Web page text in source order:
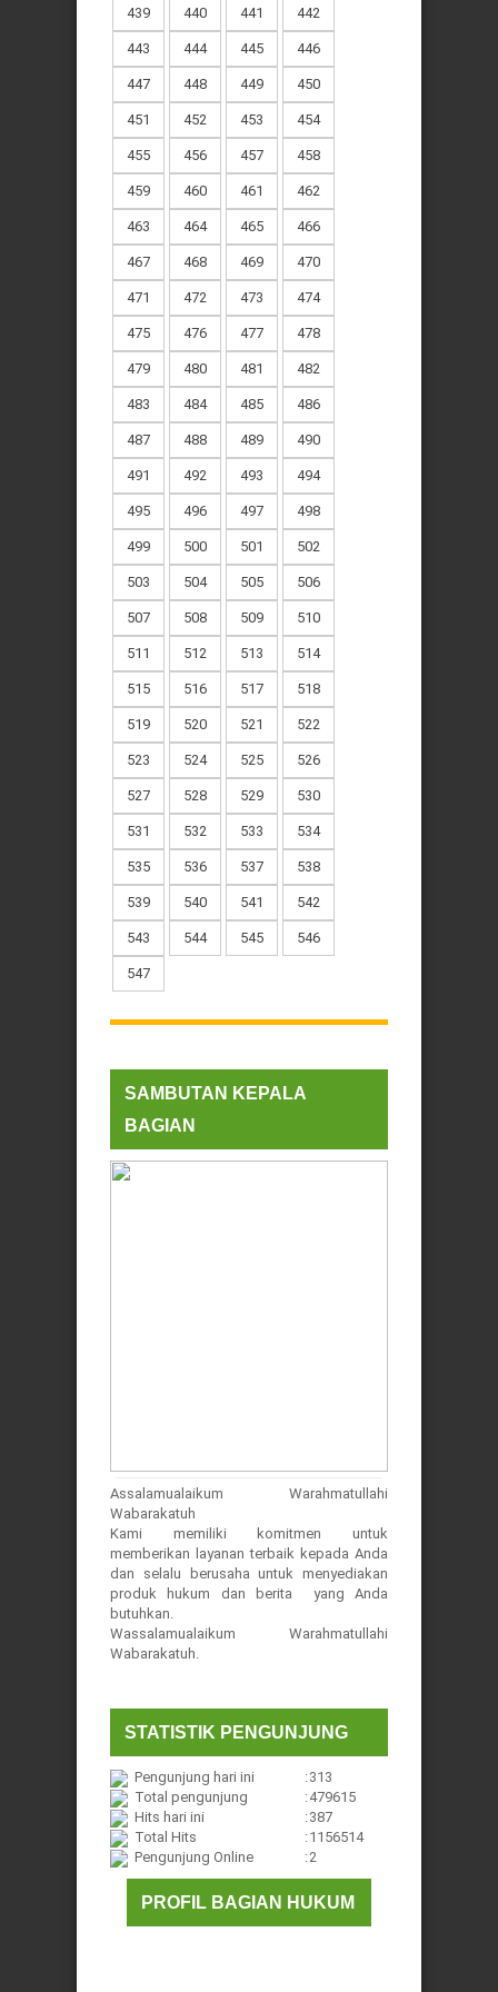
439 440 441 442
443 444 445 446
447 448 449 450
451 452 453 454
455 456 457 458
459 460 461 462
463 464 465 466
467 468 469 470
471 472 473 474
475 476 477 478
479 480 481 482
483 484 485 486
487 488 489 490
491 492 493 494
495 496 497 498
499 500 501 502
503 504 505 506
507 508 509 510
511 512 513 514
515 516 517 518
519 520 521 522
523 524 525 526
527 528 529 530
531 532 533 534
535 536 537 538
539 540 541 542
543 544 545 546
547
SAMBUTAN KEPALA
BAGIAN
Assalamualaikum Warahmatullahi
Wabarakatuh
Kami memiliki komitmen untuk
memberikan layanan terbaik kepada Anda
dan selalu berusaha untuk menyediakan
produk hukum dan berita yang Anda
butuhkan.
Wassalamualaikum Warahmatullahi
Wabarakatuh.
STATISTIK PENGUNJUNG
Pengunjung hari ini :313
Total pengunjung
:479615
Hits hari ini
:387
Total Hits
:1156514
Pengunjung Online
:2
PROFIL BAGIAN HUKUM